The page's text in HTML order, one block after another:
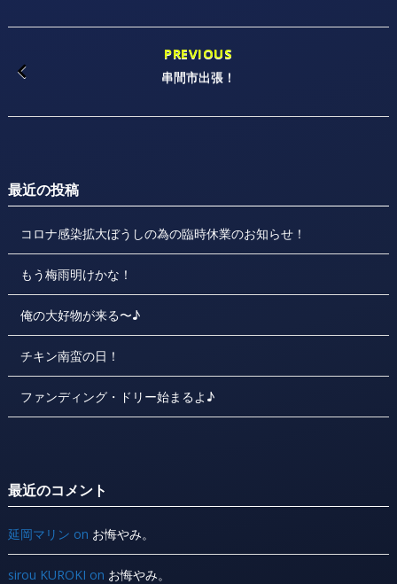
PREVIOUS
串間市出張！
最近の投稿
コロナ感染拡大ぼうしの為の臨時休業のお知らせ！
もう梅雨明けかな！
俺の大好物が来る〜♪
チキン南蛮の日！
ファンディング・ドリー始まるよ♪
最近のコメント
延岡マリン on お悔やみ。
sirou KUROKI on お悔やみ。